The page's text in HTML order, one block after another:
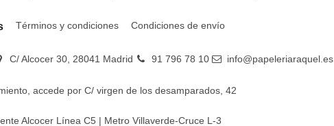
Términos y condiciones Condiciones de envío
C/ Alcocer 30, 28041 Madrid 91 796 78 10 info@papeleriaraquel.es
accede por C/ virgen de los desamparados, 42
Alcocer Línea C5 | Metro Villaverde-Cruce L-3